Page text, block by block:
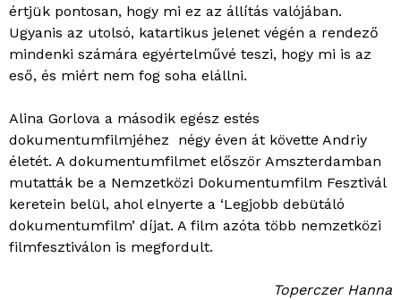
értjük pontosan, hogy mi ez az állítás valójában.
Ugyanis az utolsó, katartikus jelenet végén a rendező
mindenki számára egyértelművé teszi, hogy mi is az
eső, és miért nem fog soha elállni.
Alina Gorlova a második egész estés
dokumentumfilmjéhez négy éven át követte Andriy
életét. A dokumentumfilmet először Amszterdamban
mutatták be a Nemzetközi Dokumentumfilm Fesztivál
keretein belül, ahol elnyerte a ‘Legjobb debütáló
dokumentumfilm’ díjat. A film azóta több nemzetközi
filmfesztiválon is megfordult.
Toperczer Hanna